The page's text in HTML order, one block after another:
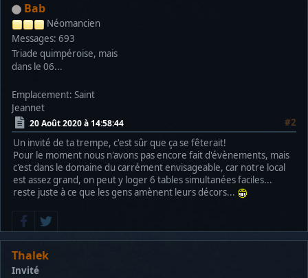
Bab
Néomancien
Messages: 693
Triade quimpéroise, mais
dans le 06...
Emplacement: Saint
Jeannet
20 Août 2020 à 14:58:44
#2
Un invité de ta trempe, c'est sûr que ça se fêterait!
Pour le moment nous n'avons pas encore fait d'évènements, mais
c'est dans le domaine du carrément envisageable, car notre local
est assez grand, on peut y loger 6 tables simultanées faciles...
reste juste à ce que les gens amènent leurs décors...
Thalek
Invité